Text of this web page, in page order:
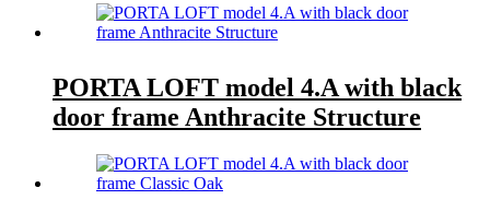
PORTA LOFT model 4.A with black
door frame Anthracite Structure